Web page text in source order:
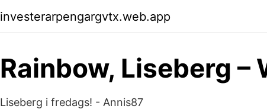
investerarpengargvtx.web.app
Rainbow, Liseberg –
Liseberg i fredags! - Annis87